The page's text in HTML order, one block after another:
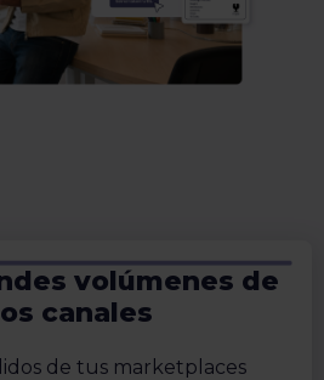
volúmenes de
canales
de tus marketplaces